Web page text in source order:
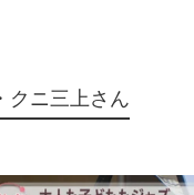
クニ三上さん